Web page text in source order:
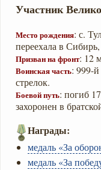
Участник
Место рождения: с.
переехала в
Призван на фронт: 12
Воинская часть: 999-
стрелок.
Боевой путь: погиб
захоронен в
Награды:
медаль «За
медаль «За